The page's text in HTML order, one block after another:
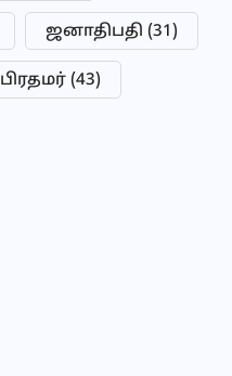
ஜனாதிபதி (31)
பிரதமர் (43)